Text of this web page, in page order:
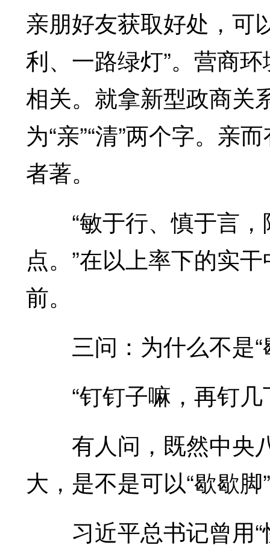
亲朋好友获取好处，可
利、一路绿灯”。营商
相关。就拿新型政商关
为“亲”“清”两个字。亲
者著。
“敏于行、慎于言，
点。”在以上率下的实
前。
三问：为什么不是“
“钉钉子嘛，再钉几
有人问，既然中央
大，是不是可以“歇歇脚
习近平总书记曾用“